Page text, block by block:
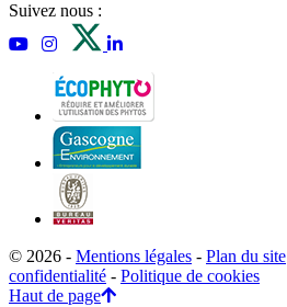
Suivez nous :
© 2026 - Mentions légales - Plan du site
confidentialité - Politique de cookies
Haut de page